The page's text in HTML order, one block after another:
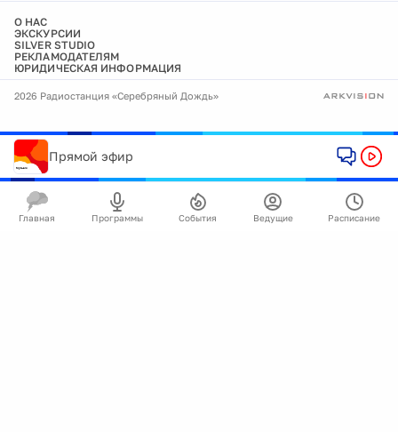
О НАС
ЭКСКУРСИИ
SILVER STUDIO
РЕКЛАМОДАТЕЛЯМ
ЮРИДИЧЕСКАЯ ИНФОРМАЦИЯ
2026 Радиостанция «Серебряный Дождь»
Прямой эфир
Главная Программы События Ведущие Расписание